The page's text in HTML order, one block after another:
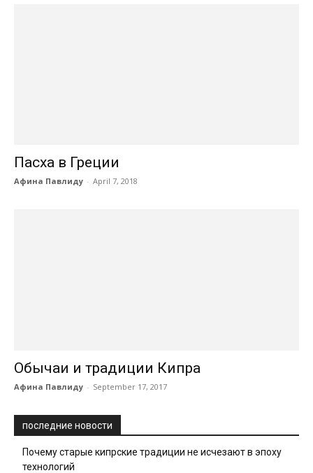
Пасха в Греции
Афина Павлиду - April 7, 2018
Обычаи и традиции Кипра
Афина Павлиду - September 17, 2017
последние новости
Почему старые кипрские традиции не исчезают в эпоху
технологий